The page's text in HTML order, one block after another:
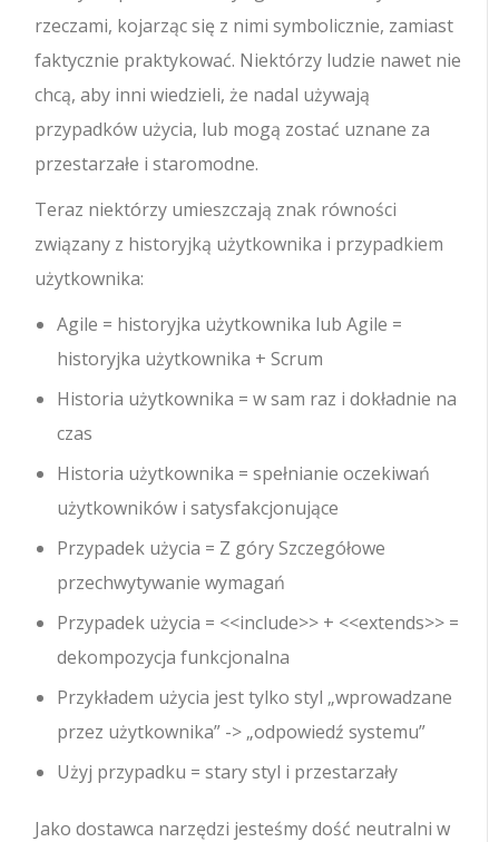
rzeczami, kojarząc się z nimi symbolicznie, zamiast
faktycznie praktykować. Niektórzy ludzie nawet nie
chcą, aby inni wiedzieli, że nadal używają
przypadków użycia, lub mogą zostać uznane za
przestarzałe i staromodne.
Teraz niektórzy umieszczają znak równości
związany z historyjką użytkownika i przypadkiem
użytkownika:
Agile = historyjka użytkownika lub Agile =
historyjka użytkownika + Scrum
Historia użytkownika = w sam raz i dokładnie na
czas
Historia użytkownika = spełnianie oczekiwań
użytkowników i satysfakcjonujące
Przypadek użycia = Z góry Szczegółowe
przechwytywanie wymagań
Przypadek użycia = <<include>> + <<extends>> =
dekompozycja funkcjonalna
Przykładem użycia jest tylko styl „wprowadzane
przez użytkownika” -> „odpowiedź systemu”
Użyj przypadku = stary styl i przestarzały
Jako dostawca narzędzi jesteśmy dość neutralni w